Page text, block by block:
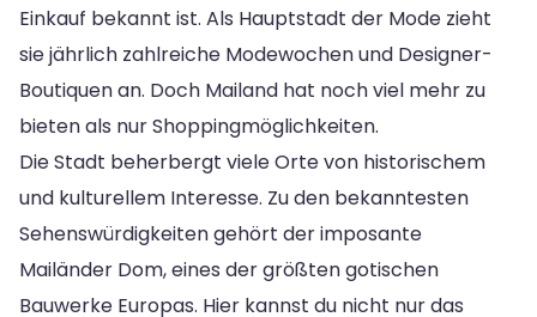
Einkauf bekannt ist. Als Hauptstadt der Mode zieht
sie jährlich zahlreiche Modewochen und Designer-
Boutiquen an. Doch Mailand hat noch viel mehr zu
bieten als nur Shoppingmöglichkeiten.
Die Stadt beherbergt viele Orte von historischem
und kulturellem Interesse. Zu den bekanntesten
Sehenswürdigkeiten gehört der imposante
Mailänder Dom, eines der größten gotischen
Bauwerke Europas. Hier kannst du nicht nur das